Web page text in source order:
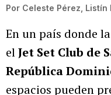
Por Celeste Pérez, Listín
En un país donde
elJet Set Club de
República
espacios pueden